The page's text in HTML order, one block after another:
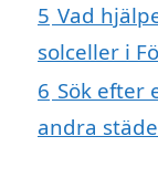
5 Vad
solceller i
6 Sök efter
andra